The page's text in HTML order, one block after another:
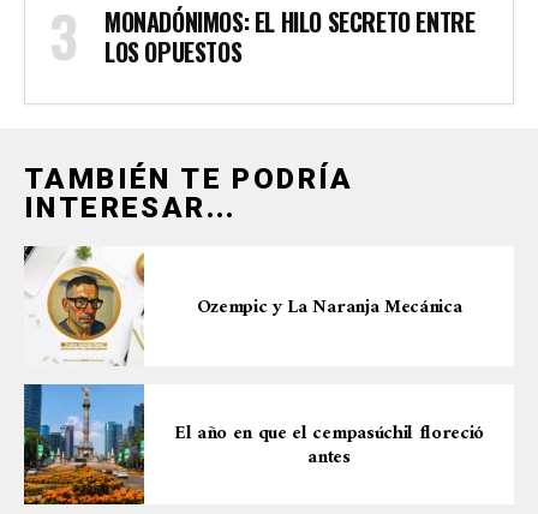
MONADÓNIMOS: EL HILO SECRETO ENTRE
LOS OPUESTOS
TAMBIÉN TE PODRÍA
INTERESAR...
Ozempic y La Naranja Mecánica
El año en que el cempasúchil floreció
antes